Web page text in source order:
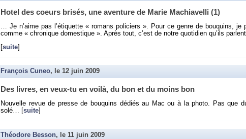
Hotel des coeurs bri­sés, une aven­ture de Marie Ma­chia­velli (1)
… Je n’aime pas l’éti­quette « ro­mans po­li­ciers ». Pour ce genre de bou­quins, je
comme « chro­nique do­mes­tique ». Après tout, c’est de notre quo­ti­dien qu’ils
[suite]
François Cuneo, le 12 juin 2009
Des livres, en veux-tu en voilà, du bon et du moins bon
Nou­velle revue de presse de bou­quins dé­diés au Mac ou à la photo. Pas que
solé… [suite]
Théodore Besson, le 11 juin 2009